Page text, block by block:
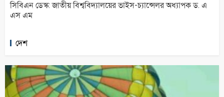
সিবিএন ডেস্ক: জাতীয় বিশ্ববিদ্যালয়ের ভাইস-চ্যান্সেলর অধ্যাপক ড. এ
এস এম
দেশ